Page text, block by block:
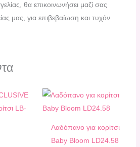
θα επικοινωνήσει μαζί σας
μας, για επιβεβαίωση και τυχόν
Λαδόπανο για κορίτσι
Baby Bloom LD24.58